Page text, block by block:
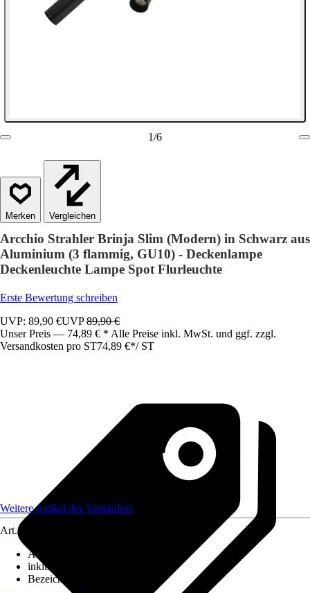
1/6
Vergleichen
Arcchio Strahler Brinja Slim (Modern) in Schwarz aus
Aluminium (3 flammig, GU10) - Deckenlampe
Deckenleuchte Lampe Spot Flurleuchte
Erste Bewertung schreiben
UVP: 89,90 €UVP89,90 €
Unser Preis — 74,89 € * Alle Preise inkl. MwSt. und ggf. zzgl.
Versandkosten pro ST74,89 €*/ ST
Weitere Artikel des Verkäufers
Art.-Nr.
Ausführung
inklusive Leuchtmittel
Bezeichnung Fassung